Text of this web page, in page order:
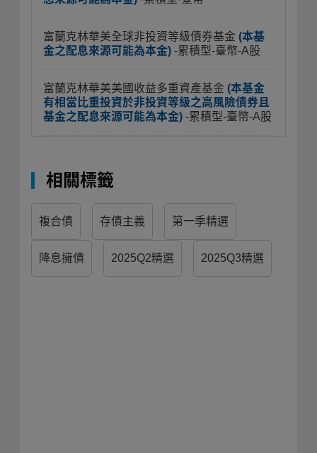
富蘭克林華美全球非投資等級債券基金 (本基
金之配息來源可能為本金) -累積型-臺幣-A股
富蘭克林華美美國收益多重資產基金 (本基金
有相當比重投資於非投資等級之高風險債券且
基金之配息來源可能為本金) -累積型-臺幣-A股
相關標籤
複合債 存債主義 第一季精選
降息擁債 2025Q2精選 2025Q3精選